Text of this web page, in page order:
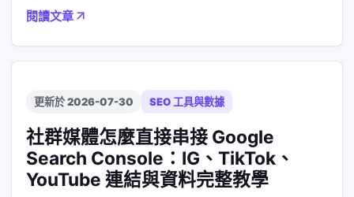
閱讀文章
更新於 2026-07-30 SEO 工具與數據
社群媒體怎麼直接串接 Google
Search Console：IG、TikTok、
YouTube 連結與資料完整教學